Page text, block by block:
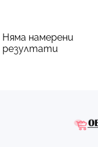
Няма намерени
резултати